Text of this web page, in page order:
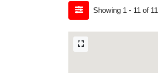
Showing 1 - 11 of 11